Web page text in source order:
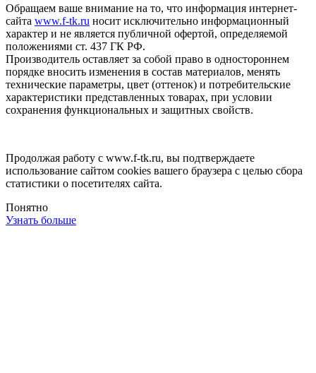
Обращаем ваше внимание на то, что информация интернет-
сайта www.f-tk.ru носит исключительно информационный
характер и не является публичной офертой, определяемой
положениями ст. 437 ГК РФ.
Производитель оставляет за собой право в одностороннем
порядке вносить изменения в состав материалов, менять
технические параметры, цвет (оттенок) и потребительские
характеристики представленных товарах, при условии
сохранения функциональных и защитных свойств.
Продолжая работу с www.f-tk.ru, вы подтверждаете
использование сайтом cookies вашего браузера с целью сбора
статистики о посетителях сайта.
Понятно
Узнать больше